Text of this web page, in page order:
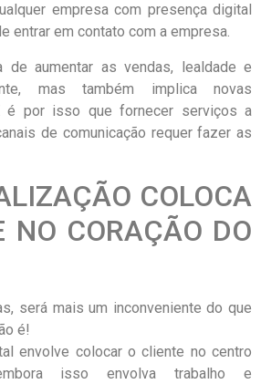
empresa com presença digital
entrar em contato com a empresa.
de aumentar as vendas, lealdade e
mas também implica novas
é por isso que fornecer serviços a
de comunicação requer fazer as
COLOCA
NO CORAÇÃO DO
será mais um inconveniente do que
é!
envolve colocar o cliente no centro
isso envolva trabalho e